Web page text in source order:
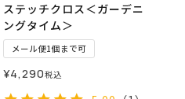
ステッチクロス＜ガーデニ
ングタイム＞
メール便1個まで可
¥4,290税込